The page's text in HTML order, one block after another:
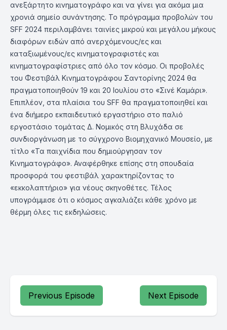
ανεξάρτητο κινηματογράφο και να γίνει για ακόμα μια
χρονιά σημείο συνάντησης. Το πρόγραμμα προβολών του
SFF 2024 περιλαμβάνει ταινίες μικρού και μεγάλου μήκους
διαφόρων ειδών από ανερχόμενους/ες και
καταξιωμένους/ες κινηματογραφιστές και
κινηματογραφίστριες από όλο τον κόσμο. Οι προβολές
του Φεστιβάλ Κινηματογράφου Σαντορίνης 2024 θα
πραγματοποιηθούν 19 και 20 Ιουλίου στο «Σινέ Καμάρι».
Επιπλέον, στα πλαίσια του SFF θα πραγματοποιηθεί και
ένα διήμερο εκπαιδευτικό εργαστήριο στο παλιό
εργοστάσιο τομάτας Δ. Νομικός στη Βλυχάδα σε
συνδιοργάνωση με το σύγχρονο Βιομηχανικό Μουσείο, με
τίτλο «Τα παιχνίδια που δημιούργησαν τον
Κινηματογράφο». Αναφέρθηκε επίσης στη σπουδαία
προσφορά του φεστιβάλ χαρακτηρίζοντας το
«εκκολαπτήριο» για νέους σκηνοθέτες. Τέλος
υπογράμμισε ότι ο κόσμος αγκαλιάζει κάθε χρόνο με
θέρμη όλες τις εκδηλώσεις.
Previous Episode Next Episode